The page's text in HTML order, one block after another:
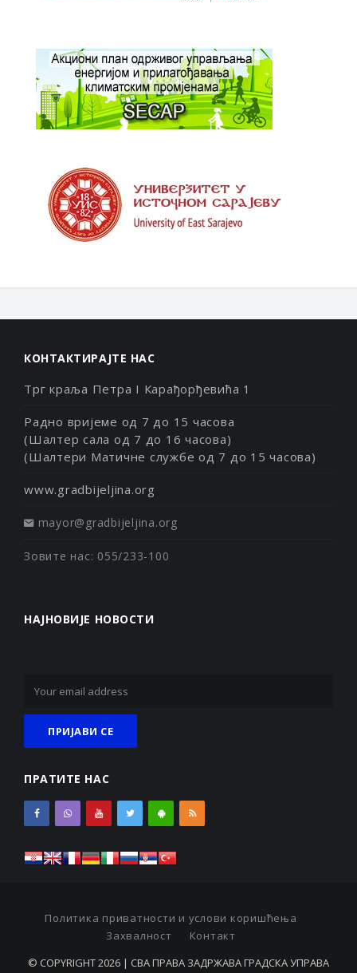
КОНТАКТИРАЈТЕ НАС
Трг краља Петра I Карађорђевића 1
Радно вријеме од 7 до 15 часова
(Шалтер сала од 7 до 16 часова)
(Шалтери Матичне службе од 7 до 15 часова)
www.gradbijeljina.org
mayor@gradbijeljina.org
Зовите нас: 055/233-100
НАЈНОВИЈЕ НОВОСТИ
ПРАТИТЕ НАС
Политика приватности и услови коришћења
Захвалност
Контакт
© COPYRIGHT 2026 | СВА ПРАВА ЗАДРЖАВА ГРАДСКА УПРАВА